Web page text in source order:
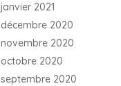
janvier 2021
décembre 2020
novembre 2020
octobre 2020
septembre 2020